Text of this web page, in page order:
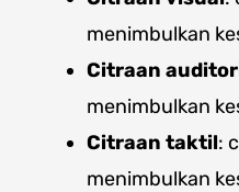
menimbulkan
Citraan
menimbulkan
Citraan taktil:
menimbulkan